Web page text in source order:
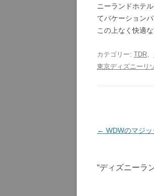
ニーランドホテ
てバケーション
この上なく快適
カテゴリー: TDR
東京ディズニーリ
投
ビ
← WDWのマジッ
“ディズニーラ